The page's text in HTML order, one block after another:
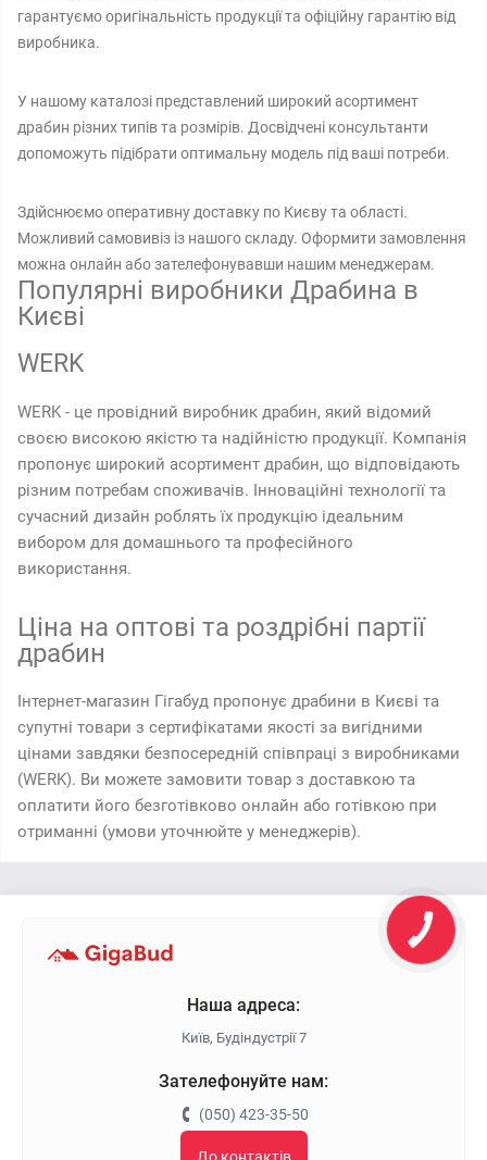
гарантуємо оригінальність продукції та офіційну гарантію від
виробника.
У нашому каталозі представлений широкий асортимент
драбин різних типів та розмірів. Досвідчені консультанти
допоможуть підібрати оптимальну модель під ваші потреби.
Здійснюємо оперативну доставку по Києву та області.
Можливий самовивіз із нашого складу. Оформити замовлення
можна онлайн або зателефонувавши нашим менеджерам.
Популярні виробники Драбина в
Києві
WERK
WERK - це провідний виробник драбин, який відомий
своєю високою якістю та надійністю продукції. Компанія
пропонує широкий асортимент драбин, що відповідають
різним потребам споживачів. Інноваційні технології та
сучасний дизайн роблять їх продукцію ідеальним
вибором для домашнього та професійного
використання.
Ціна на оптові та роздрібні партії
драбин
Інтернет-магазин Гігабуд пропонує драбини в Києві та
супутні товари з сертифікатами якості за вигідними
цінами завдяки безпосередній співпраці з виробниками
(WERK). Ви можете замовити товар з доставкою та
оплатити його безготівково онлайн або готівкою при
отриманні (умови уточнюйте у менеджерів).
Наша адреса:
Київ, Будіндустрії 7
Зателефонуйте нам:
(050) 423-35-50